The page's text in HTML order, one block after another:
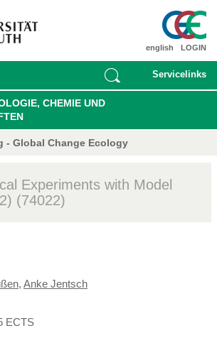
LOGIN
english
Servicelinks
CHEMIE UND
- Global Change Ecology
Experiments with Model
(74022)
, Anke Jentsch
ECTS